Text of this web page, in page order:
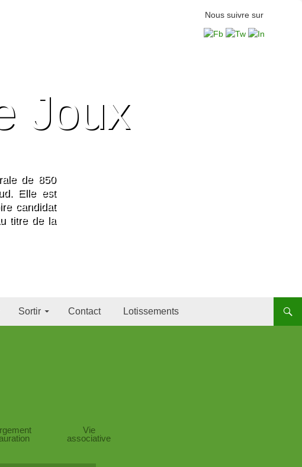
Nous suivre sur
Joux
de 850
Elle est
candidat
titre de la
Sortir Contact Lotissements
Vie
associative